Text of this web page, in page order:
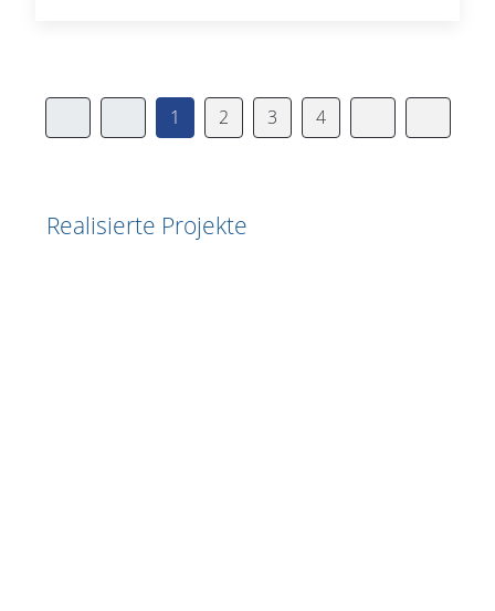
1 2 3 4
Realisierte Projekte